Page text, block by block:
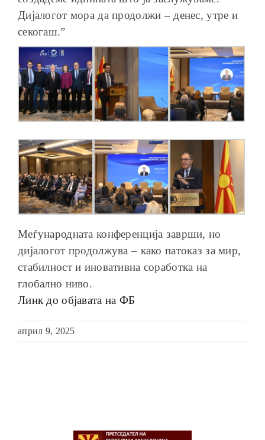
Дијалогот мора да продолжи – денес, утре и
секогаш.”
Меѓународната конференција заврши, но
дијалогот продолжува – како патоказ за мир,
стабилност и иновативна соработка на
глобално ниво.
Линк до објавата на ФБ
април 9, 2025